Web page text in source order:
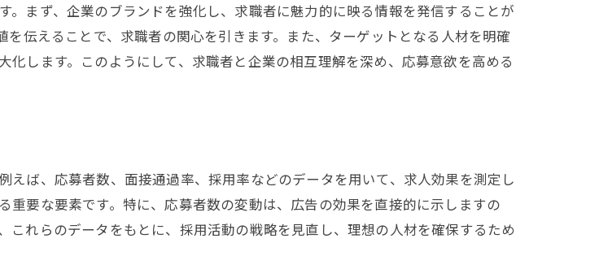
ィングの活用法
求人効果の関係性
発信する手法
ーの構築とその影響
まず、企業のブランドを強化し、求職者に魅力的に映る情報を発信することが
伝えることで、求職者の関心を引きます。また、ターゲットとなる人材を明確
します。このようにして、求職者と企業の相互理解を深め、応募意欲を高める
ば、応募者数、面接通過率、採用率などのデータを用いて、求人効果を測定し
要な要素です。特に、応募者数の変動は、広告の効果を直接的に示しますの
れらのデータをもとに、採用活動の戦略を見直し、理想の人材を確保するため